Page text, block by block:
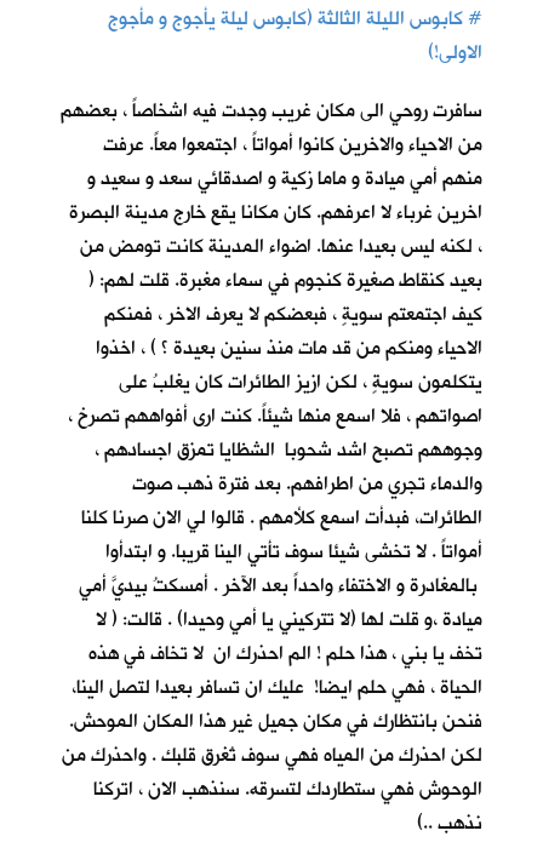
#كابوس الليلة الثالثة (كابوس ليلة يأجوج و مأجوج
الاولى!)
سافرت روحي الى مكان غريب وجدت فيه اشخاصاً ، بعضهم
من الاحياء والاخرين كانوا أمواتاً ، اجتمعوا معاً. عرفت
منهم أمي ميادة و ماما زكية و اصدقائي سعد و سعيد و
اخرين غرباء لا اعرفهم. كان مكانا يقع خارج مدينة البصرة
، لكنه ليس بعيدا عنها. اضواء المدينة كانت تومض من
بعيد كنقاط صغيرة كنجوم في سماء مغبرة. قلت لهم: (
كيف اجتمعتم سويةٍ ، فبعضكم لا يعرف الاخر ، فمنكم
الاحياء ومنكم من قد مات منذ سنين بعيدة ؟ ) ، اخذوا
يتكلمون سويةٍ ، لكن ازيز الطائرات كان يغلبُ على
اصواتهم ، فلا اسمع منها شيئاً. كنت ارى أفواههم تصرخ ،
وجوههم تصبح اشد شحوبا الشظايا تمزق اجسادهم ،
والدماء تجري من اطرافهم. بعد فترة ذهب صوت
الطائرات، فبدأت اسمع كلأمهم . قالوا لي الان صرنا كلنا
أمواتاً . لا تخشى شيئا سوف تأتي الينا قريبا. و ابتدأوا
بالمغادرة و الاختفاء واحداً بعد الآخر . أمسكتُ بيديَّ أمي
ميادة ،و قلت لها (لا تتركيني يا أمي وحيدا) . قالت: ( لا
تخف يا بني ، هذا حلم ! الم احذرك ان لا تخاف في هذه
الحياة ، فهي حلم ايضا! عليك ان تسافر بعيدا لتصل الينا،
فنحن بانتظارك في مكان جميل غير هذا المكان الموحش.
لكن احذرك من المياه فهي سوف تُغرق قلبك . واحذرك من
الوحوش فهي ستطاردك لتسرقه. سنذهب الان ، اتركنا
نذهب ..)